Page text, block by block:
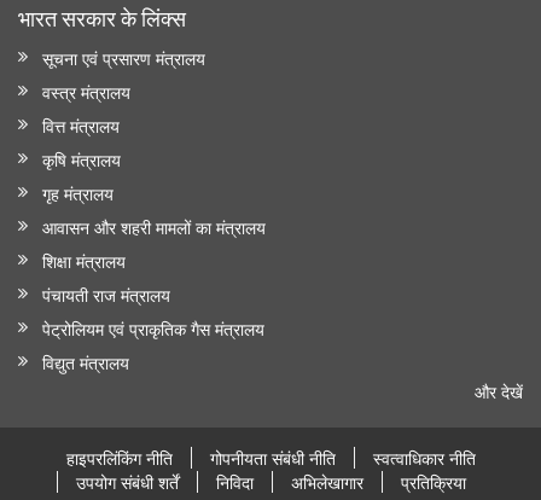
भारत सरकार के लिंक्‍स
सूचना एवं प्रसारण मंत्रालय
वस्त्र मंत्रालय
वित्त मंत्रालय
कृषि मंत्रालय
गृह मंत्रालय
आवासन और शहरी मामलों का मंत्रालय
शिक्षा मंत्रालय
पंचायती राज मंत्रालय
पेट्रोलियम एवं प्राकृतिक गैस मंत्रालय
विद्युत मंत्रालय
और देखें
हाइपरलिंकिंग नीति गोपनीयता संबंधी नीति
स्वत्वाधिकार नीति
उपयोग संबंधी शर्तें
निविदा अभिलेखागार प्रतिक्रिया